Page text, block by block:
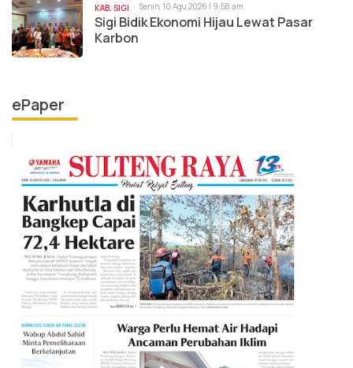
KAB. SIGI Senin, 10 Agu 2026 | 9:58 am
Sigi Bidik Ekonomi Hijau Lewat Pasar
Karbon
ePaper